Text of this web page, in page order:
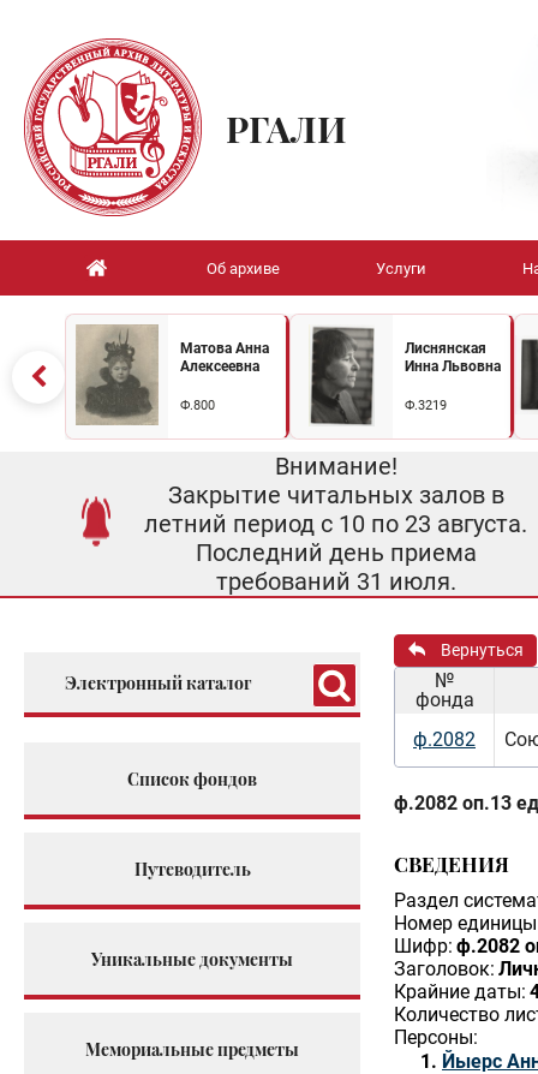
РГАЛИ
Об архиве Услуги
Матова Анна
Алексеевна
Ф.800
Лиснянская
Инна Львовна
Ф.3219
Внимание!
Закрытие читальных залов в
летний период с 10 по 23 августа.
Последний день приема
требований 31 июля.
Электронный каталог
Список фондов
Путеводитель
Уникальные документы
Мемориальные предметы
Вернуться
№
фонда
ф.2082
ф.2082 оп.13
СВЕДЕНИЯ
Раздел
Номер единицы
Шифр: ф.2082
Заголовок:
Крайние даты:
Количество
Персоны:
Йыерс